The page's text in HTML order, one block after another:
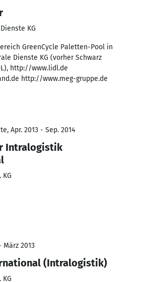
KG
GreenCycle Paletten-Pool in
Dienste KG (vorher Schwarz
http://www.lidl.de
http://www.meg-gruppe.de
Apr. 2013 - Sep. 2014
Intralogistik
März 2013
(Intralogistik)